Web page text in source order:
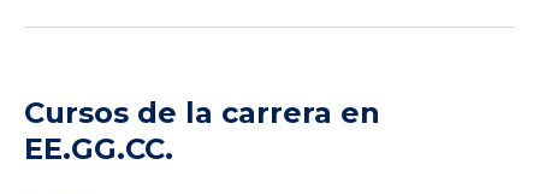
Cursos de la carrera en
EE.GG.CC.